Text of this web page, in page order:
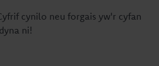
cynilo neu forgais yw'r cyfan
ni!